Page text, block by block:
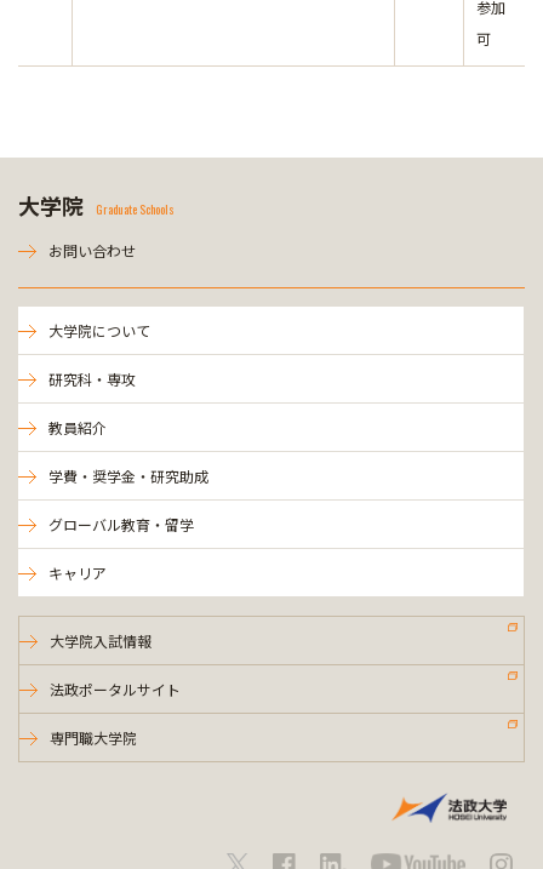
参加
可
大学院 Graduate Schools
お問い合わせ
大学院について
研究科・専攻
教員紹介
学費・奨学金・研究助成
グローバル教育・留学
キャリア
大学院入試情報
法政ポータルサイト
専門職大学院